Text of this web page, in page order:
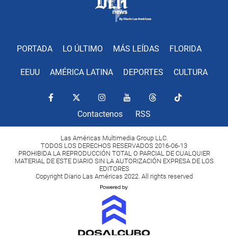
PORTADA LO ÚLTIMO MÁS LEÍDAS FLORIDA
EEUU AMÉRICA LATINA DEPORTES CULTURA
Contactenos RSS
Las Américas Multimedia Group LLC.
TODOS LOS DERECHOS RESERVADOS 2016-06-13
PROHIBIDA LA REPRODUCCIÓN TOTAL O PARCIAL DE CUALQUIER
MATERIAL DE ESTE DIARIO SIN LA AUTORIZACIÓN EXPRESA DE LOS
EDITORES
Copyright Diario Las Américas 2022. All rights reserved